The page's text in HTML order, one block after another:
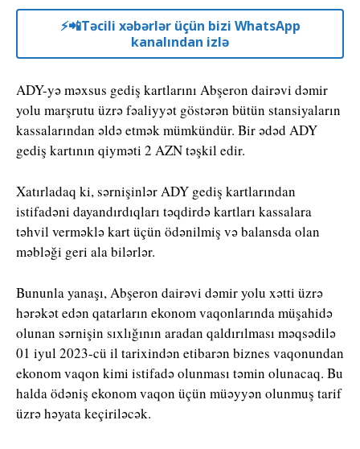
⚡️📲Təcili xəbərlər üçün bizi WhatsApp
kanalından izlə
ADY-yə məxsus gediş kartlarını Abşeron dairəvi dəmir
yolu marşrutu üzrə fəaliyyət göstərən bütün stansiyaların
kassalarından əldə etmək mümkündür. Bir ədəd ADY
gediş kartının qiyməti 2 AZN təşkil edir.
Xatırladaq ki, sərnişinlər ADY gediş kartlarından
istifadəni dayandırdıqları təqdirdə kartları kassalara
təhvil verməklə kart üçün ödənilmiş və balansda olan
məbləği geri ala bilərlər.
Bununla yanaşı, Abşeron dairəvi dəmir yolu xətti üzrə
hərəkət edən qatarların ekonom vaqonlarında müşahidə
olunan sərnişin sıxlığının aradan qaldırılması məqsədilə
01 iyul 2023-cü il tarixindən etibarən biznes vaqonundan
ekonom vaqon kimi istifadə olunması təmin olunacaq. Bu
halda ödəniş ekonom vaqon üçün müəyyən olunmuş tarif
üzrə həyata keçiriləcək.